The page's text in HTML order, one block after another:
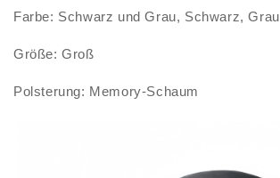
Farbe: Schwarz und Grau, Schwarz, Grau
Größe: Groß
Polsterung: Memory-Schaum